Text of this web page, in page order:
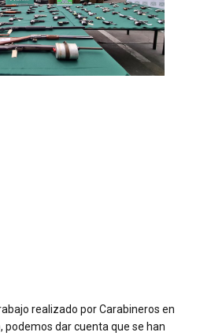
realizado por Carabineros en
podemos dar cuenta que se han